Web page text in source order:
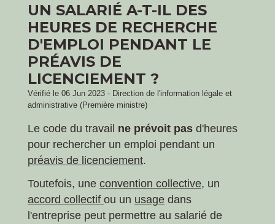
UN SALARIÉ A-T-IL DES
HEURES DE RECHERCHE
D'EMPLOI PENDANT LE
PRÉAVIS DE
LICENCIEMENT ?
Vérifié le 06 Jun 2023 - Direction de l'information légale et
administrative (Première ministre)
Le code du travail ne prévoit pas d'heures
pour rechercher un emploi pendant un
préavis de licenciement.
Toutefois, une convention collective, un
accord collectif ou un usage dans
l'entreprise peut permettre au salarié de